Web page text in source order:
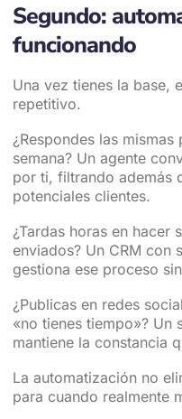
Segundo:
funcionando
Una vez tienes la base,
repetitivo.
¿Respondes las
semana? Un agente
por ti, filtrando además
potenciales clientes.
¿Tardas horas en hacer
enviados? Un CRM con
gestiona ese proceso
¿Publicas en redes
«no tienes tiempo»? Un
mantiene la constancia
La automatización no
para cuando realmente